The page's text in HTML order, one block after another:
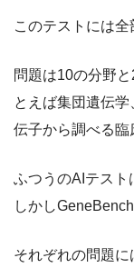
このテストには全
問題は10の分野
とえば集団遺伝
伝子から調べる臨
ふつうのAIテスト
しかし
それぞれの問題